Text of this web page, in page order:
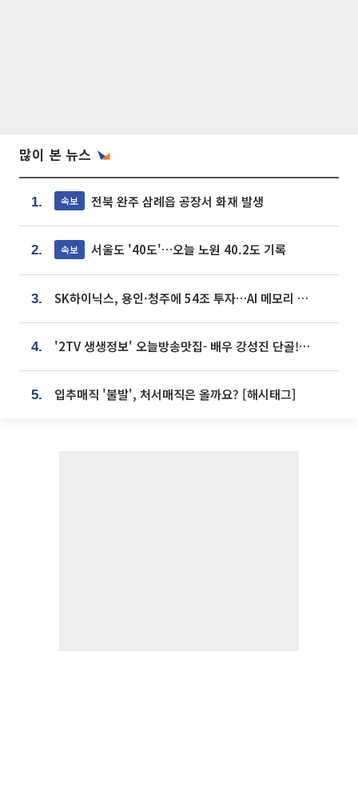
많이 본 뉴스
1. 속보 전북 완주 삼례읍 공장서 화재 발생
2. 속보 서울도 '40도'…오늘 노원 40.2도 기록
3. SK하이닉스, 용인·청주에 54조 투자…AI 메모리 생산기지 키운다
4. '2TV 생생정보' 오늘방송맛집- 배우 강성진 단골! 쌀국수ㆍ푸팟퐁 커리 맛집 '블○○○'
5. 입추매직 '불발', 처서매직은 올까요? [해시태그]